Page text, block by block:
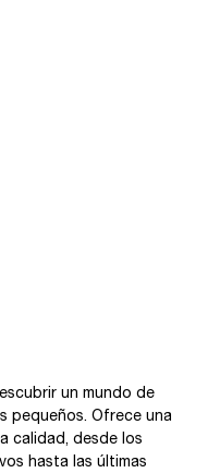
un mundo de
pequeños. Ofrece una
calidad, desde los
hasta las últimas